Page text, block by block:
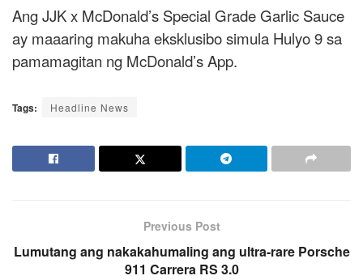
Ang JJK x McDonald’s Special Grade Garlic Sauce
ay maaaring makuha eksklusibo simula Hulyo 9 sa
pamamagitan ng McDonald’s App.
Tags: Headline News
Previous Post
Lumutang ang nakakahumaling ang ultra-rare Porsche
911 Carrera RS 3.0